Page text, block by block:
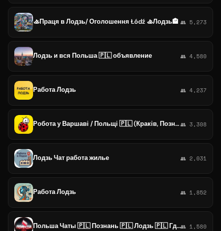
🚣Праця в Лодзь/ Оголошення Łódź 🚣Лодзь🏤 👥 5,273
Лодзь и вся Польша 🇵🇱 объявление 👥 4,580
Работа Лодзь 👥 4,237
Робота у Варшаві / Польщі 🇵🇱 (Краків, Познань, Гданськ, Катовіце, Лодзь, Щецин, Бидгощ, Вроцлав, Люблін, Ряшів, Ольштин, Торун👥 3,308
Лодзь Чат работа жилье 👥 2,031
Работа Лодзь 👥 1,852
Польша Чаты 🇵🇱 Познань 🇵🇱 Лодзь 🇵🇱 Гданьск👥 1,580